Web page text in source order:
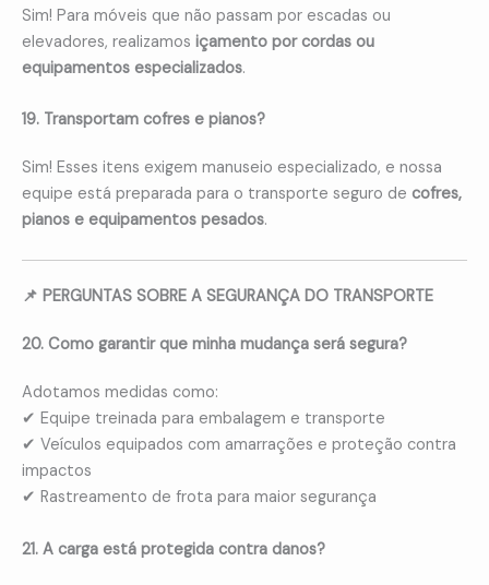
Sim! Para móveis que não passam por escadas ou
elevadores, realizamos içamento por cordas ou
equipamentos especializados.
19. Transportam cofres e pianos?
Sim! Esses itens exigem manuseio especializado, e nossa
equipe está preparada para o transporte seguro de cofres,
pianos e equipamentos pesados.
📌 PERGUNTAS SOBRE A SEGURANÇA DO TRANSPORTE
20. Como garantir que minha mudança será segura?
Adotamos medidas como:
✔ Equipe treinada para embalagem e transporte
✔ Veículos equipados com amarrações e proteção contra
impactos
✔ Rastreamento de frota para maior segurança
21. A carga está protegida contra danos?